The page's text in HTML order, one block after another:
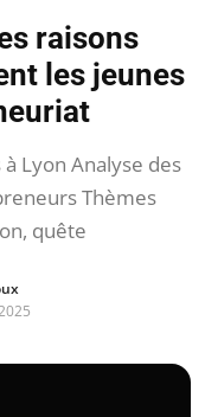
raisons
les jeunes
à Lyon Analyse des
Thèmes
quête